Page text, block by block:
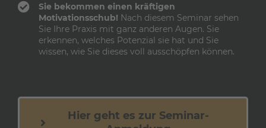
Sie bekommen einen kräftigen
Motivationsschub! Nach diesem Seminar sehen
Sie Ihre Praxis mit ganz anderen Augen. Sie
erkennen, welches Potenzial sie hat und Sie
wissen, wie Sie dieses voll ausschöpfen können.
Hier geht es zur Seminar-